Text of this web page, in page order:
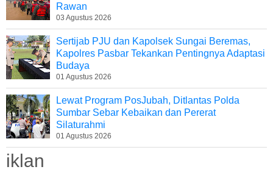
Rawan
03 Agustus 2026
Sertijab PJU dan Kapolsek Sungai Beremas,
Kapolres Pasbar Tekankan Pentingnya Adaptasi
Budaya
01 Agustus 2026
Lewat Program PosJubah, Ditlantas Polda
Sumbar Sebar Kebaikan dan Pererat
Silaturahmi
01 Agustus 2026
iklan